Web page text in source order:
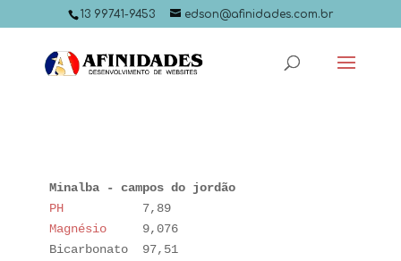
13 99741-9453 edson@afinidades.com.br
Minalba - campos do jordão
PH
7,89
Magnésio
     9,076
Bicarbonato  97,51